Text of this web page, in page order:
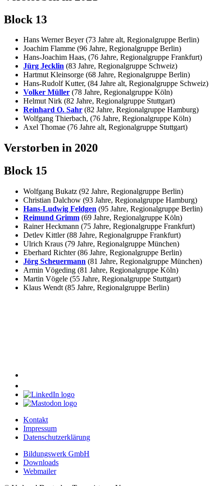
Block 13
Hans Werner Beyer (73 Jahre alt, Regionalgruppe Berlin)
Joachim Flamme (96 Jahre, Regionalgruppe Berlin)
Hans-Joachim Haas, (76 Jahre, Regionalgruppe Frankfurt)
Jürg Jecklin (83 Jahre, Regionalgruppe Schweiz)
Hartmut Kleinsorge (68 Jahre, Regionalgruppe Berlin)
Hans-Rudolf Kutter, (84 Jahre alt, Regionalgruppe Schweiz)
Volker Müller (78 Jahre, Regionalgruppe Köln)
Helmut Nirk (82 Jahre, Regionalgruppe Stuttgart)
Reinhard O. Sahr (82 Jahre, Regionalgruppe Hamburg)
Wolfgang Thierbach, (76 Jahre, Regionalgruppe Köln)
Axel Thomae (76 Jahre alt, Regionalgruppe Stuttgart)
Verstorben in 2020
Block 15
Wolfgang Bukatz (92 Jahre, Regionalgruppe Berlin)
Christian Dalchow (93 Jahre, Regionalgruppe Hamburg)
Hans-Ludwig Feldgen (95 Jahre, Regionalgruppe Berlin)
Reimund Grimm (69 Jahre, Regionalgruppe Köln)
Rainer Heckmann (75 Jahre, Regionalgruppe Frankfurt)
Detlev Kittler (88 Jahre, Regionalgruppe Frankfurt)
Ulrich Kraus (79 Jahre, Regionalgruppe München)
Eberhard Richter (86 Jahre, Regionalgruppe Berlin)
Jörg Scheuermann (81 Jahre, Regionalgruppe München)
Armin Vögeding (81 Jahre, Regionalgruppe Köln)
Martin Vögele (55 Jahre, Regionalgruppe Stuttgart)
Klaus Wendt (85 Jahre, Regionalgruppe Berlin)
Kontakt
Impressum
Datenschutzerklärung
Bildungswerk GmbH
Downloads
Webmailer